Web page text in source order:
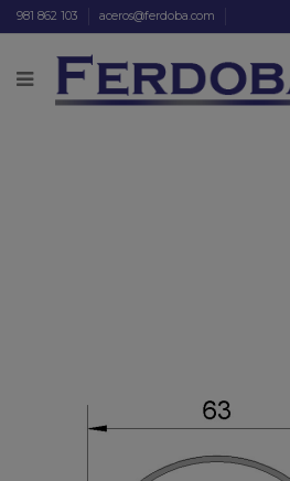
981 862 103 aceros@ferdoba.com